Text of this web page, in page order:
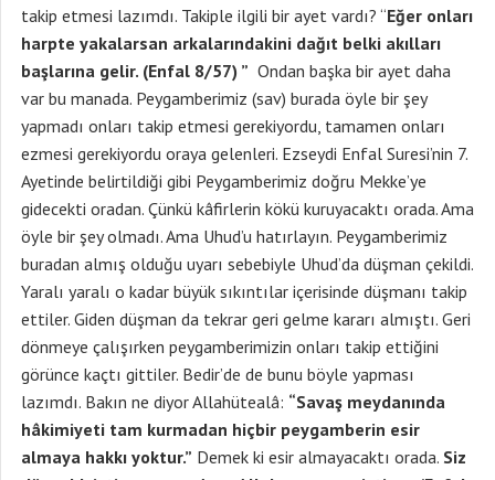
takip etmesi lazımdı. Takiple ilgili bir ayet vardı? “Eğer onları
harpte yakalarsan arkalarındakini dağıt belki akılları
başlarına gelir. (Enfal 8/57) ” Ondan başka bir ayet daha
var bu manada. Peygamberimiz (sav) burada öyle bir şey
yapmadı onları takip etmesi gerekiyordu, tamamen onları
ezmesi gerekiyordu oraya gelenleri. Ezseydi Enfal Suresi’nin 7.
Ayetinde belirtildiği gibi Peygamberimiz doğru Mekke’ye
gidecekti oradan. Çünkü kâfirlerin kökü kuruyacaktı orada. Ama
öyle bir şey olmadı. Ama Uhud’u hatırlayın. Peygamberimiz
buradan almış olduğu uyarı sebebiyle Uhud’da düşman çekildi.
Yaralı yaralı o kadar büyük sıkıntılar içerisinde düşmanı takip
ettiler. Giden düşman da tekrar geri gelme kararı almıştı. Geri
dönmeye çalışırken peygamberimizin onları takip ettiğini
görünce kaçtı gittiler. Bedir’de de bunu böyle yapması
lazımdı. Bakın ne diyor Allahütealâ: “Savaş meydanında
hâkimiyeti tam kurmadan hiçbir peygamberin esir
almaya hakkı yoktur.” Demek ki esir almayacaktı orada. Siz